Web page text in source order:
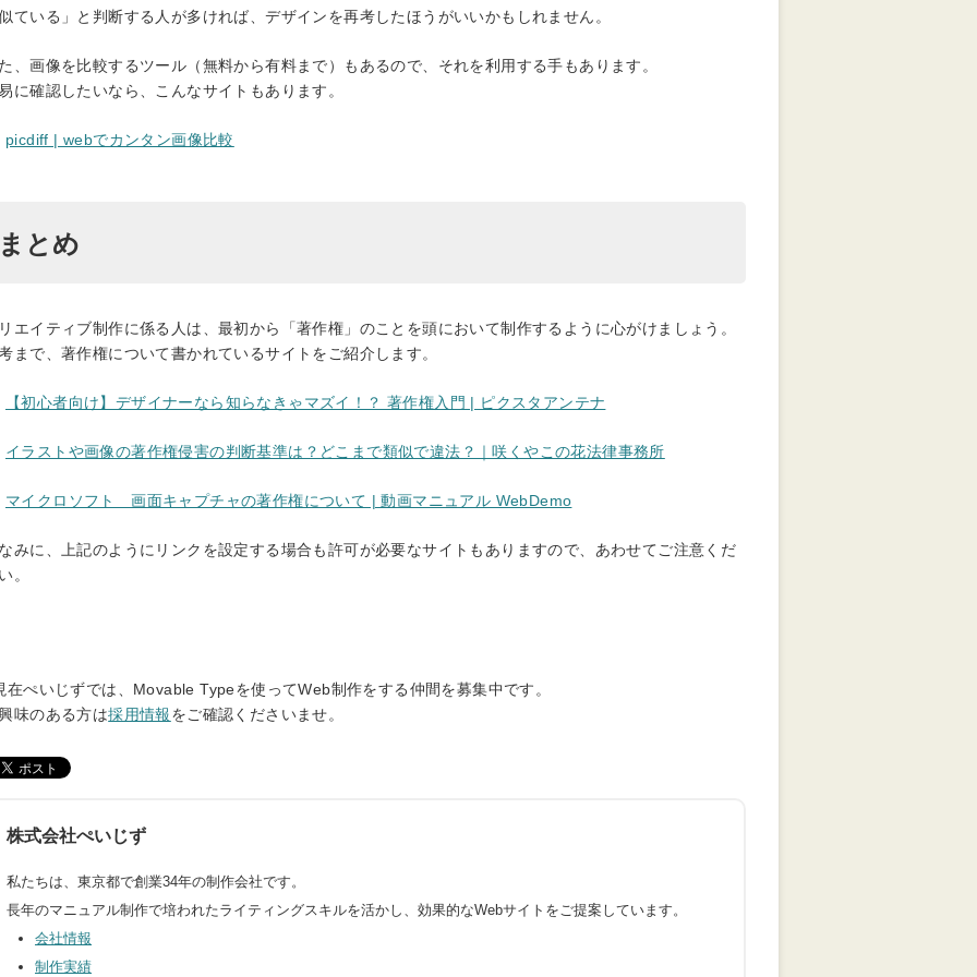
似ている」と判断する人が多ければ、デザインを再考したほうがいいかもしれません。
、画像を比較するツール（無料から有料まで）もあるので、それを利用する手もあります。
に確認したいなら、こんなサイトもあります。
picdiff | webでカンタン画像比較
まとめ
エイティブ制作に係る人は、最初から「著作権」のことを頭において制作するように心がけましょう。
まで、著作権について書かれているサイトをご紹介します。
【初心者向け】デザイナーなら知らなきゃマズイ！？ 著作権入門 | ピクスタアンテナ
イラストや画像の著作権侵害の判断基準は？どこまで類似で違法？｜咲くやこの花法律事務所（別タブで開きます）
マイクロソフト 画面キャプチャの著作権について | 動画マニュアル WebDemo（別タブで開きます）
みに、上記のようにリンクを設定する場合も許可が必要なサイトもありますので、あわせてご注意くだ
。
在ぺいじずでは、Movable Typeを使ってWeb制作をする仲間を募集中です。
味のある方は採用情報をご確認くださいませ。
株式会社ぺいじず
私たちは、東京都で創業34年の制作会社です。
長年のマニュアル制作で培われたライティングスキルを活かし、効果的なWebサイトをご提案しています。
会社情報
制作実績